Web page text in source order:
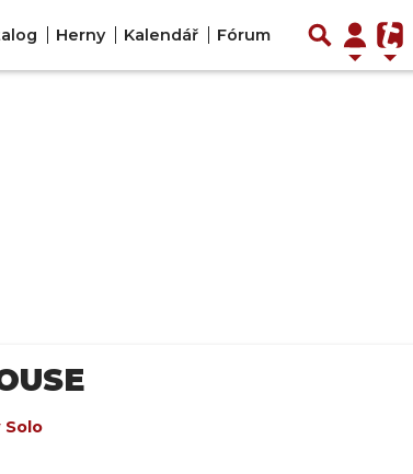
Herny Kalendář Fórum
Solo